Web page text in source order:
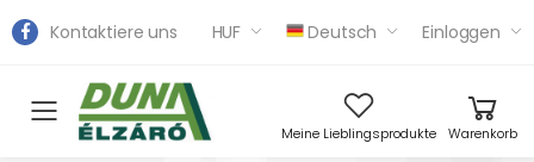
Kontaktiere uns HUF Deutsch Einloggen
Toggle mobile menu
Meine Lieblingsprodukte Warenkorb